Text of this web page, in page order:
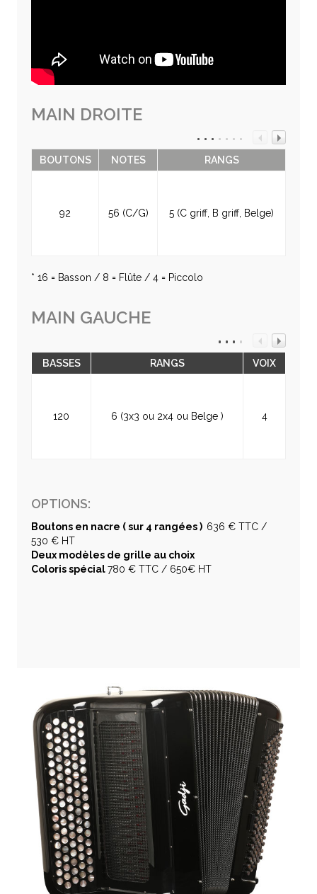
MAIN DROITE
BOUTONS NOTES RANGS
92 56 (C/G) 5 (C griff, B griff, Belge)
* 16 = Basson / 8 = Flûte / 4 = Piccolo
MAIN GAUCHE
BASSES RANGS VOIX
120 6 (3x3 ou 2x4 ou Belge ) 4
OPTIONS:
Boutons en nacre ( sur 4 rangées ) 636 € TTC /
530 € HT
Deux modèles de grille au choix
Coloris spécial780 € TTC / 650€ HT